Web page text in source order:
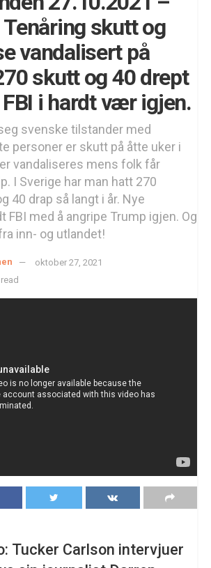
skutt og
vandalisert på
skutt og 40 drept
i hardt vær igjen.
svenske tilstander med
personer er skutt på åtte uker i
vandaliseres mens folk får
I Sverige har man hatt 270
40 drap så langt i år. Nye
FBI med å angripe Trump igjen. Og
inn- og utlandet!
oktober 27, 2021
Tucker Carlson intervjuer